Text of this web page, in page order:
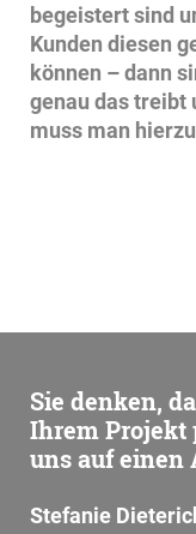
begeistert sind
Kunden diesen
können – dann
genau das treibt
muss man
Sie denken,
Ihrem Projekt
uns auf einen
Stefanie